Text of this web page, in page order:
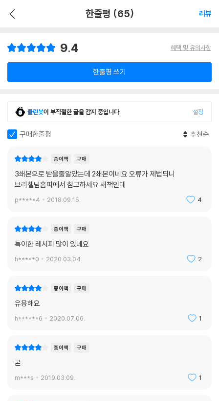
한줄평 (65) 리뷰
9.4 혜택 및 유의사항
한줄평 쓰기
클린봇이 부적절한 글을 감지 중입니다. 설정
구매한줄평 추천순
종이책 구매
3쇄본으로 받을줄알았는데 2쇄본이네요 오류가 제법되니
브리첼님홈피에서 참고하세요 새책인데
p*****4 2018.09.15. 4
종이책 구매
특이한 레시피 많이 있네요
h*****0 2020.03.04. 2
종이책 구매
유용해요
h******6 2020.07.06. 1
종이책 구매
굳
m***s 2019.03.09. 1